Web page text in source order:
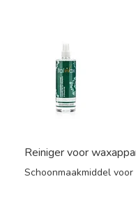
Reiniger voor
Schoonmaakmiddel